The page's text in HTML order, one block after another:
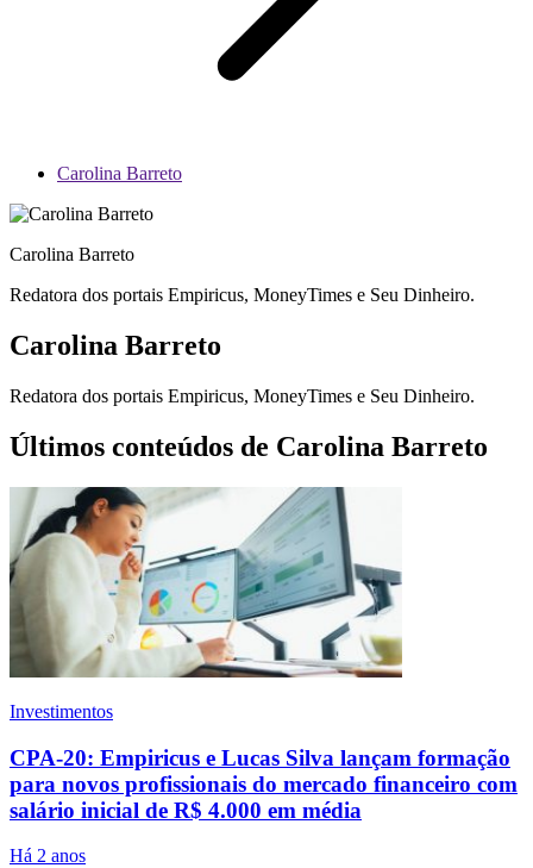
Carolina Barreto
Carolina Barreto
Redatora dos portais Empiricus, MoneyTimes e Seu Dinheiro.
Carolina Barreto
Redatora dos portais Empiricus, MoneyTimes e Seu Dinheiro.
Últimos conteúdos de Carolina Barreto
Investimentos
CPA-20: Empiricus e Lucas Silva lançam formação
para novos profissionais do mercado financeiro com
salário inicial de R$ 4.000 em média
Há 2 anos